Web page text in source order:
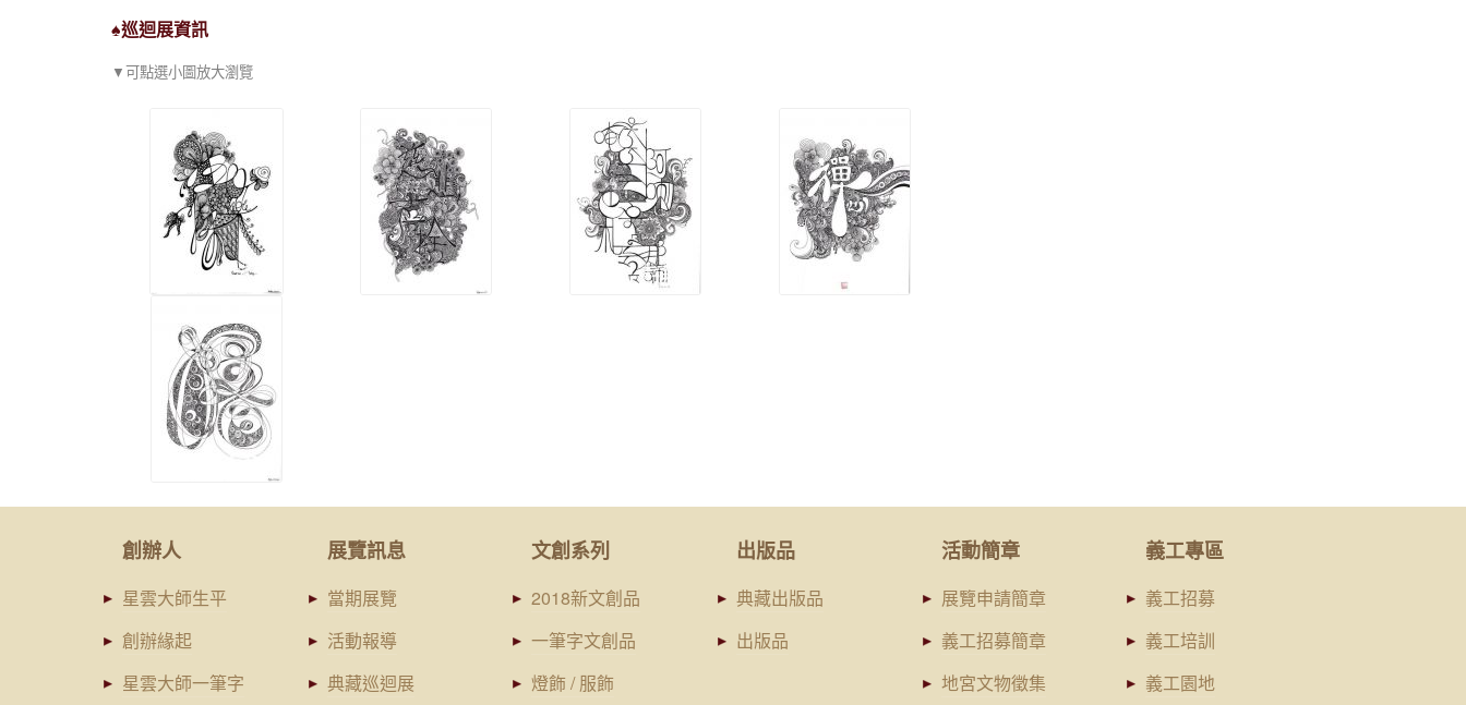
♠巡迴展資訊
▼可點選小圖放大瀏覽
創辦人
星雲大師生平
創辦緣起
星雲大師一筆字
展覽訊息
當期展覽
活動報導
典藏巡迴展
文創系列
2018新文創品
一筆字文創品
燈飾 / 服飾
出版品
典藏出版品
出版品
活動簡章
展覽申請簡章
義工招募簡章
地宮文物徵集
義工專區
義工招募
義工培訓
義工園地